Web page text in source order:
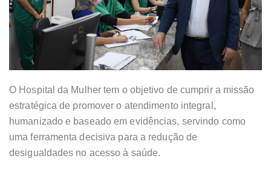
O Hospital da Mulher tem o objetivo de cumprir a missão
estratégica de promover o atendimento integral,
humanizado e baseado em evidências, servindo como
uma ferramenta decisiva para a redução de
desigualdades no acesso à saúde.